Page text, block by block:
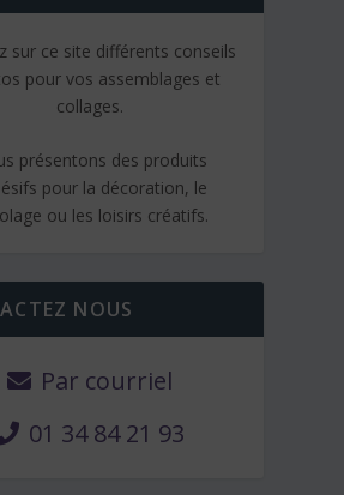
sur ce site différents conseils
pour vos assemblages et
collages.
présentons des produits
pour la décoration, le
ou les loisirs créatifs.
NOUS
Par courriel
01 34 84 21 93